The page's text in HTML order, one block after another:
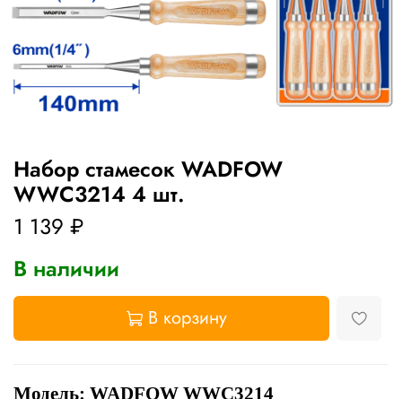
Набор стамесок WADFOW
WWC3214 4 шт.
1 139 ₽
В наличии
В корзину
Модель: WADFOW WWC3214